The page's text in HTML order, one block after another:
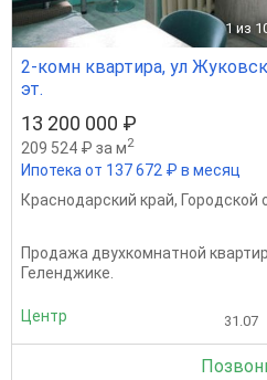
1 из
2-комн квартира, ул
эт.
13 200 000 ₽
209 524 ₽ за м2
Ипотека от 137 672 ₽ в месяц
Краснодарский край, Городской
Продажа двухкомнатной
Геленджике.
Центр 31.07